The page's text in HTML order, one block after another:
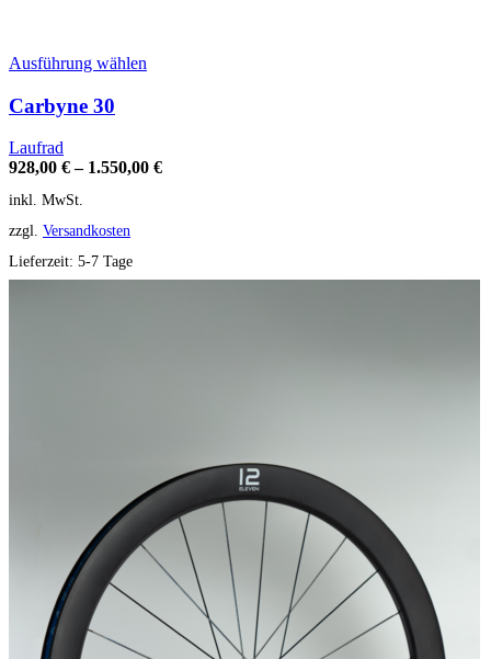
Ausführung wählen
auf.
Produktseite
Carbyne 30
Laufrad
928,00 €– 1.550,00 €
inkl. MwSt.
zzgl. Versandkosten
Lieferzeit: 5-7 Tage